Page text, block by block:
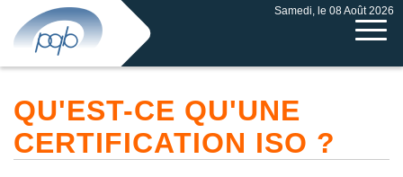
Samedi, le 08 Août 2026
QU'EST-CE QU'UNE
CERTIFICATION ISO ?